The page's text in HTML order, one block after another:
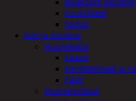
Kuulokkeet
Radiot
Koti ja sisustus
Huonekalut
Kaapit
Kenkätelineet ja
Peilit
Huonetuoksut